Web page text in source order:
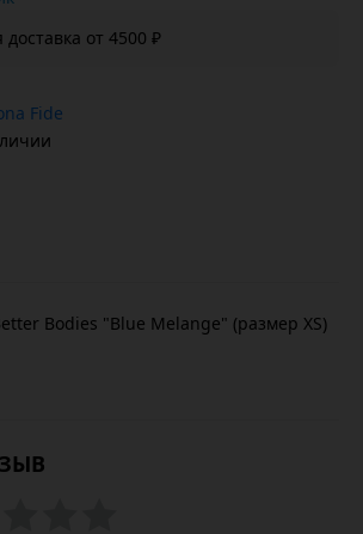
доставка от 4500 ₽
Fide
Bodies "Blue Melange" (размер XS)